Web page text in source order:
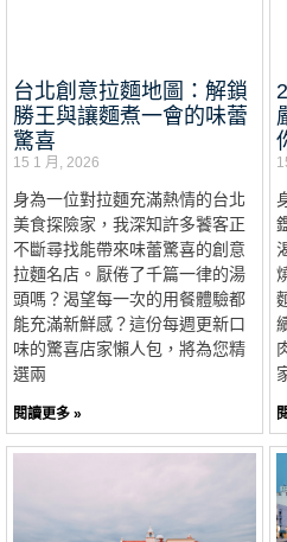
台北創意拉麵地圖：解鎖
勝王與讓麵煮一會的味蕾
驚喜
15 1 月, 2026
身為一位對拉麵充滿熱情的台北
美食探險家，我深知許多饕客正
不斷尋找能帶來味蕾驚喜的創意
拉麵名店。厭倦了千篇一律的湯
頭嗎？渴望每一次的用餐體驗都
能充滿新鮮感？這份每週更新口
味的驚喜店家懶人包，將為您精
選兩
閱讀更多 »